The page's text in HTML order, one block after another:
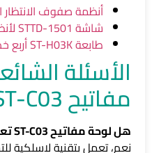
أنظمة صفوف الانتظار
شاشة STTD-1501 لأنظمة الانتظار
طابعة ST-H03K أربع خدمات
الأسئلة
مفاتيح ST-C03
هل لوحة مفاتيح ST-C03 تعمل لاسلكياً؟
نعم، تعمل بتقنية لاسلكية